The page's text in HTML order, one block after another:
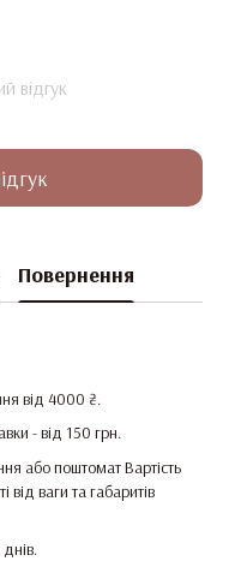
відгук
Повернення
від 4000 ₴.
- від 150 грн.
або поштомат Вартість
від ваги та габаритів